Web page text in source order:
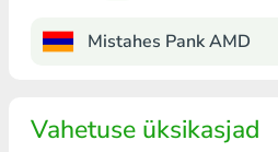
Mistahes Pank AMD
Vahetuse üksikasjad